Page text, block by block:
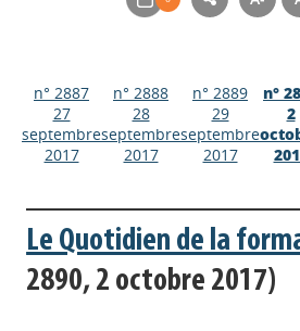
n° 2887
27
septembre
2017
n° 2888
28
septembre
2017
n° 2889
29
septembre
2017
n°
2
Le Quotidien de la
2890, 2 octobre 2017)